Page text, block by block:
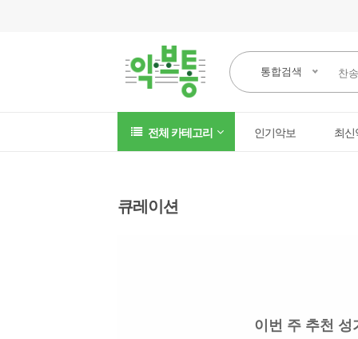
통합검색
전체 카테고리 인기악보 최
큐레이션
이번 주 추천 성